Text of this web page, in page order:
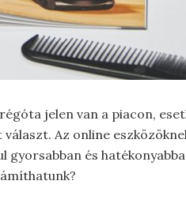
jelen van a piacon,
Az online
és